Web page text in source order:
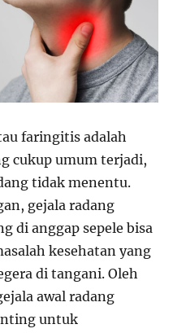
faringitis adalah
cukup umum terjadi,
tidak menentu.
gejala radang
di anggap sepele bisa
kesehatan yang
di tangani. Oleh
awal radang
untuk